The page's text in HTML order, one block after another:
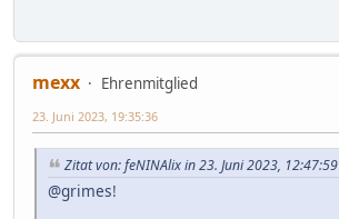
mexx
Ehrenmitglied
23. Juni 2023, 19:35:36
Zitat von: feNINAlix in 23. Juni 2023, 12:47:59
@grimes!